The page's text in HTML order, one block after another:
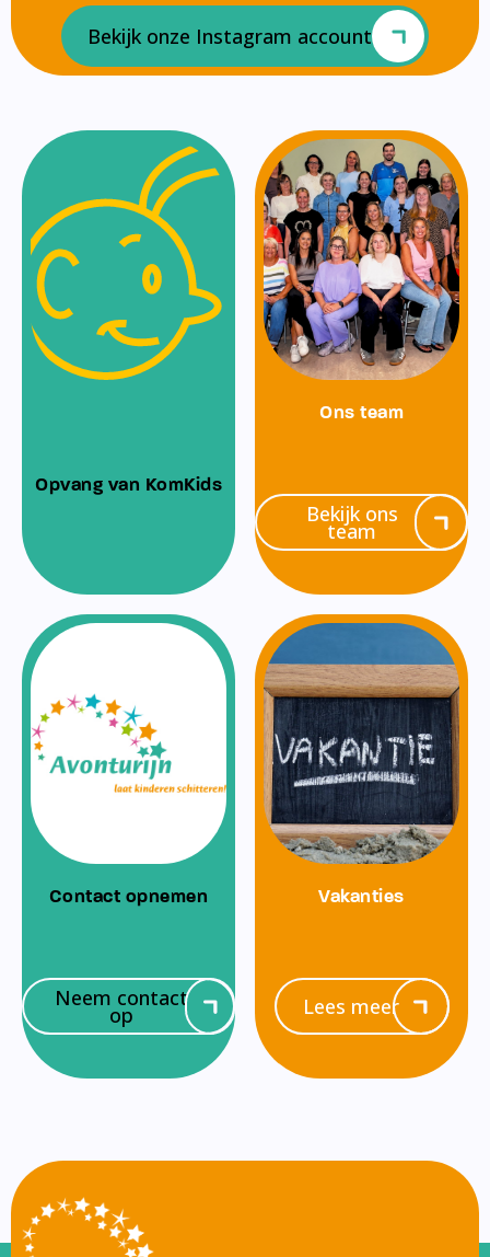
Bekijk onze Instagram account
Opvang van KomKids
Ons team
Bekijk ons
team
Contact opnemen
Neem contact
op
Vakanties
Lees meer